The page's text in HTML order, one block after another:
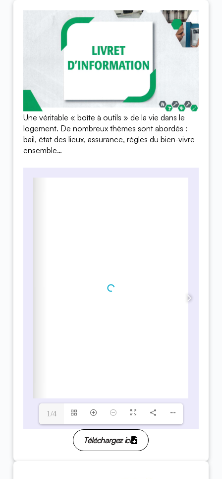
Une véritable « boîte à outils » de la vie dans le
logement. De nombreux thèmes sont abordés :
bail, état des lieux, assurance, règles du bien-vivre
ensemble…
1/4
Téléchargez ici